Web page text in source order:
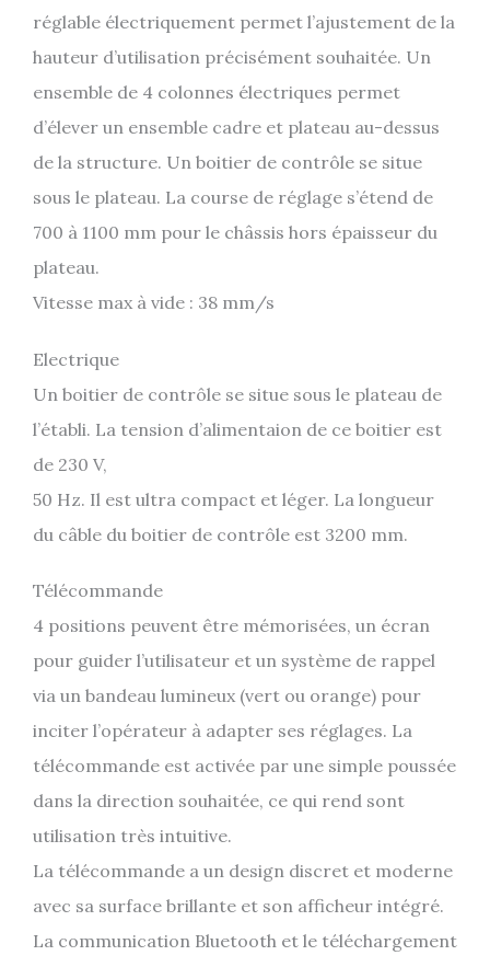
réglable électriquement permet l’ajustement de la
hauteur d’utilisation précisément souhaitée. Un
ensemble de 4 colonnes électriques permet
d’élever un ensemble cadre et plateau au-dessus
de la structure. Un boitier de contrôle se situe
sous le plateau. La course de réglage s’étend de
700 à 1100 mm pour le châssis hors épaisseur du
plateau.
Vitesse max à vide : 38 mm/s
Electrique
Un boitier de contrôle se situe sous le plateau de
l’établi. La tension d’alimentaion de ce boitier est
de 230 V,
50 Hz. Il est ultra compact et léger. La longueur
du câble du boitier de contrôle est 3200 mm.
Télécommande
4 positions peuvent être mémorisées, un écran
pour guider l’utilisateur et un système de rappel
via un bandeau lumineux (vert ou orange) pour
inciter l’opérateur à adapter ses réglages. La
télécommande est activée par une simple poussée
dans la direction souhaitée, ce qui rend sont
utilisation très intuitive.
La télécommande a un design discret et moderne
avec sa surface brillante et son afficheur intégré.
La communication Bluetooth et le téléchargement